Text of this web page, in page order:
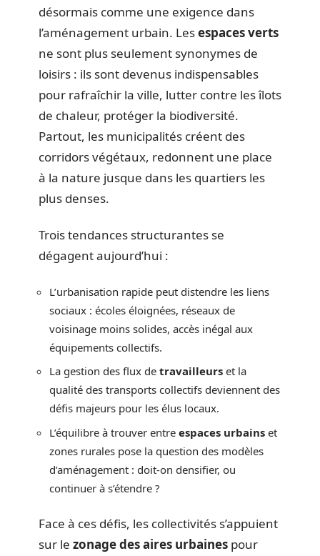
désormais comme une exigence dans
l’aménagement urbain. Lesespaces verts
ne sont plus seulement synonymes de
loisirs : ils sont devenus indispensables
pour rafraîchir la ville, lutter contre les îlots
de chaleur, protéger la biodiversité.
Partout, les municipalités créent des
corridors végétaux, redonnent une place
à la nature jusque dans les quartiers les
plus denses.
Trois tendances structurantes se
dégagent aujourd’hui :
L’urbanisation rapide peut distendre les liens
sociaux : écoles éloignées, réseaux de
voisinage moins solides, accès inégal aux
équipements collectifs.
La gestion des flux de travailleurs et la
qualité des transports collectifs deviennent des
défis majeurs pour les élus locaux.
L’équilibre à trouver entre espaces urbains et
zones rurales pose la question des modèles
d’aménagement : doit-on densifier, ou
continuer à s’étendre ?
Face à ces défis, les collectivités s’appuient
sur le zonage des aires urbaines pour